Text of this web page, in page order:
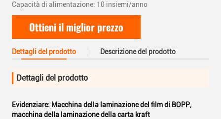
Capacità di alimentazione: 10 insiemi/anno
Ottieni il miglior prezzo
Dettagli del prodotto Descrizione del prodotto
Dettagli del prodotto
Evidenziare: Macchina della laminazione del film di BOPP,
macchina della laminazione della carta kraft